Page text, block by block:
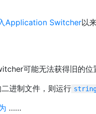
Application Switcher以
可能无法获得旧的位
进制文件，则运行
……